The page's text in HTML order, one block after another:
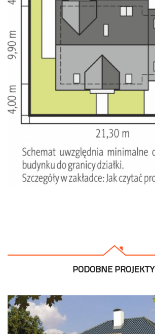
PODOBNE PROJEKTY